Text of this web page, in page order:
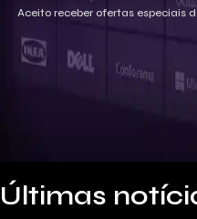
Aceito receber ofertas especiais
Últimas